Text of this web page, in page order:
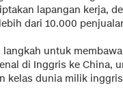
lapangan kerja,
dari 10.000
untuk
di Inggris ke China,
kelas dunia milik